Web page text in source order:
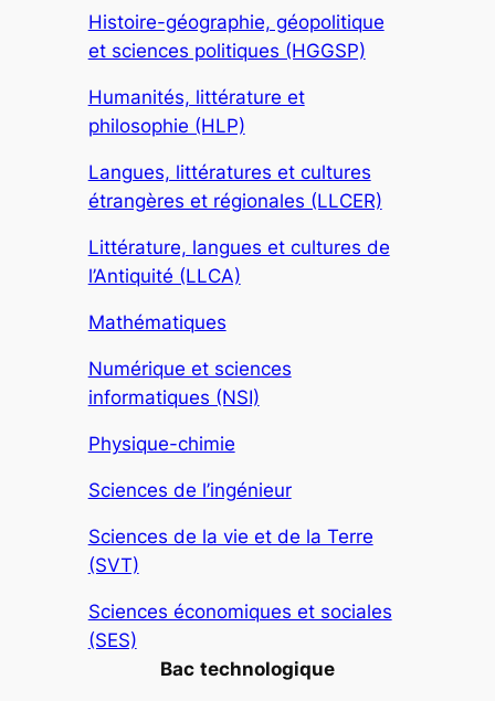
Histoire-géographie, géopolitique
et sciences politiques (HGGSP)
Humanités, littérature et
philosophie (HLP)
Langues, littératures et cultures
étrangères et régionales (LLCER)
Littérature, langues et cultures de
l’Antiquité (LLCA)
Mathématiques
Numérique et sciences
informatiques (NSI)
Physique-chimie
Sciences de l’ingénieur
Sciences de la vie et de la Terre
(SVT)
Sciences économiques et sociales
(SES)
Bac technologique